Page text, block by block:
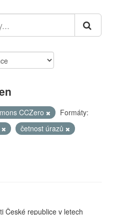
CCZero
Formáty:
četnost úrazů
České republice v letech